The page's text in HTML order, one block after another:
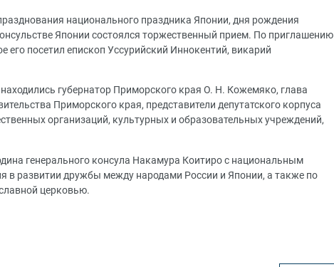
национального праздника Японии, дня рождения
Японии состоялся торжественный прием. По приглашению
его посетил епископ Уссурийский Иннокентий, викарий
губернатор Приморского края О. Н. Кожемяко, глава
Приморского края, представители депутатского корпуса
организаций, культурных и образовательных учреждений,
генерального консула Накамура Коитиро с национальным
в развитии дружбы между народами России и Японии, а также по
церковью.